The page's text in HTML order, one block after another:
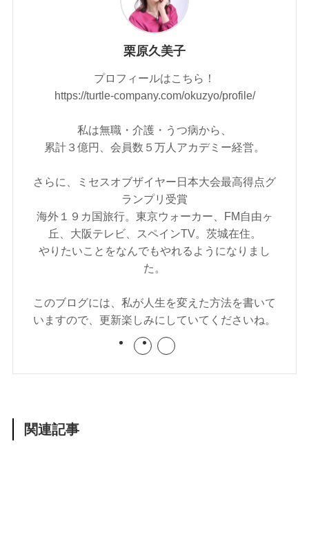
栗原久美子
プロフィールはこちら！
https://turtle-company.com/okuzyo/profile/
私は無職・介護・うつ病から、
累計３億円、会員数５万人アカデミー経営。
さらに、ミセスオブザイヤー日本大会最高得点グ
ランプリ受賞
海外１９カ国旅行。東京ウォーカー、FM自由ヶ
丘、大阪テレビ、スペインTV。茨城在住。
やりたいことをなんでもやれるようになりまし
た。
このブログには、私が人生を変えた方法を書いて
いますので、更新楽しみにしていてくださいね。
関連記事